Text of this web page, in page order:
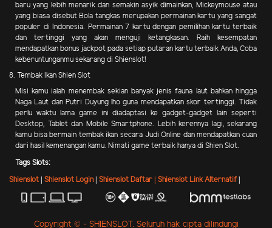
baru yang lebih menarik dan semakin asyik dimainkan, Mickeymouse atau
yang biasa disebut Bola tangkas merupakan permainan kartu yang sangat
populer di Indonesia. Permainan 7 kartu dengan pemilihan kartu terbaik
dan tertinggi yang akan menguji ketangkasan. Raih kesempatan
mendapatkan bonus jackpot pada setiap putaran kartu terbaik Anda, Coba
keberuntunganmu sekarang di Shienslot!
8. Tembak Ikan Shien Slot
Misi kamu ialah menembak sekian banyak jenis fauna laut bahkan hingga
Naga Laut dan Putri Duyung lho guna mendapatkan skor tertinggi. Tidak
perlu waktu lama game ini diadaptasi ke gadget-gadget lain seperti
Desktop, Tablet dan Mobile Smartphone. Lebih kerennya lagi, sekarang
kamu bisa bermain tembak ikan secara Judi Online dan mendapatkan cuan
dari hasil kemenangan kamu. Nimati game terbaik hanya di Shien Slot.
Tags Slots:
Shienslot Shienslot Login| Shienslot Daftar | Shienslot Link Alternatif
Copyright © - SHIENSLOT. Seluruh hak cipta dilindungi